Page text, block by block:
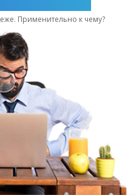
Применительно к чему?